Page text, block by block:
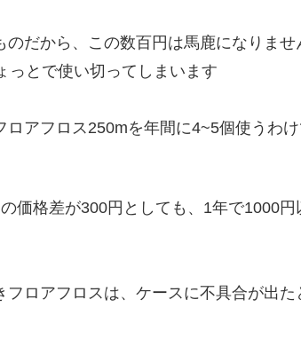
のだから、この数百円は馬鹿になりま
っとで使い切ってしまいます
ロアフロス250mを年間に4~5個使うわ
価格差が300円としても、1年で1000
フロアフロスは、ケースに不具合が出た